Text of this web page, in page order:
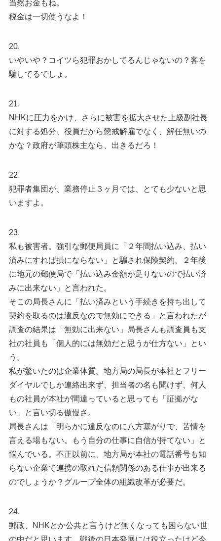
当然お金もね。
税金は一切使うなよ！
20.
いやいや？コイツら犯罪おかしてるんじゃないの？客を
騙してるでしょ。
21.
NHKに圧力をかけ、さらに被害を拡大させた上級副社長
に対する処分、役員だから懲戒解雇でなく、解任無いの
かな？政府が筆頭株主なら、出きるだろ！
22.
犯罪者集団が、業務停止３ヶ月では、とても少ないと思
いますよ。
23.
私も被害者。強引な郵便局員に「２年間払い込み、払い
済みにすれば損にならない」と騙され保険契約。２年後
に地元の郵便局で「払い込み金額が足りないので払い済
みに出来ない」と言われた。
そこの局長さんに「払い済みという手続きを持ち出して
契約を取るのは違反なので無効にできる」と言われたが
調査の結果は「無効に出来ない」局長さんも調査員も支
社の社員も「個人的には無効だと思うが仕方ない」とい
う。
私が驚いたのは企業体質。地方局の局長が本社とフリー
ダイヤルでしか連絡出来ず、担当者の名も聞けず、何人
もの社員が本社が間違っていると思っても「証拠がな
い」と言い切る傲慢さ。
局長さんは「明らかに違反なのに八方塞がりで、苦情を
言える場もない。もう自分の仕事に自信が持てない」と
悩んでいる。不正以前に、地方局が本社の電話番号も知
らない企業で連携の取れた信頼関係のある仕事が出来る
のでしょうか？グループ全体の組織改革が必要だ。
24.
郵政、NHKとか公共と言うけど無くなっても困らない世
の中だと思います。戦後の日本発展には役立ったけど今